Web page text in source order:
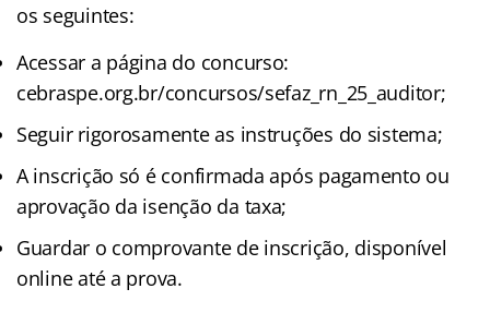
os seguintes:
Acessar a página do concurso:
cebraspe.org.br/concursos/sefaz_rn_25_auditor;
Seguir rigorosamente as instruções do sistema;
A inscrição só é confirmada após pagamento ou
aprovação da isenção da taxa;
Guardar o comprovante de inscrição, disponível
online até a prova.